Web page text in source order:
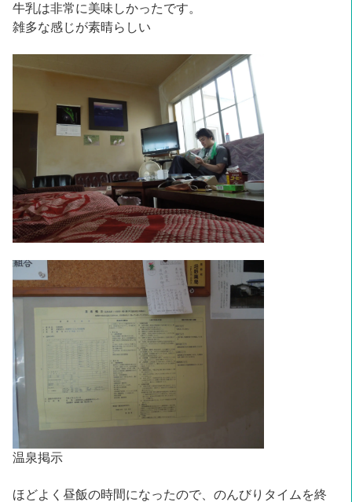
牛乳は非常に美味しかったです。
雑多な感じが素晴らしい
温泉掲示
ほどよく昼飯の時間になったので、のんびりタイムを終